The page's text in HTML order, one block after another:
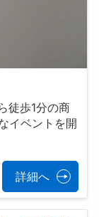
徒歩1分の商
イベントを開
詳細へ